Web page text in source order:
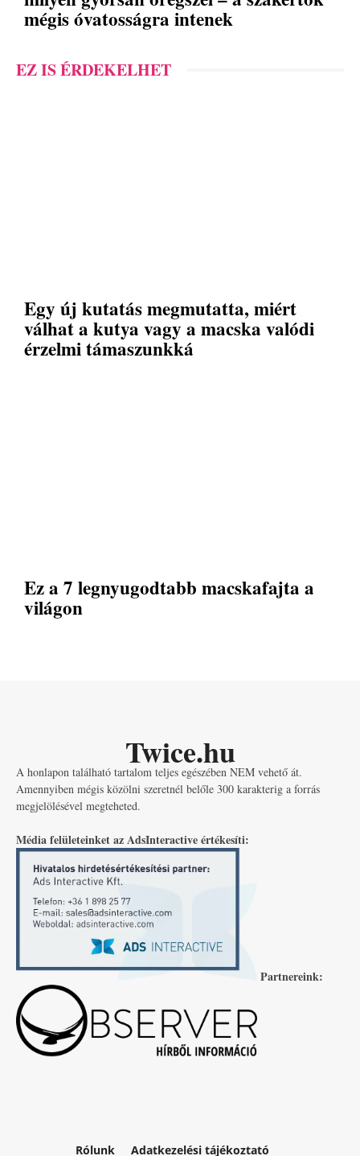
mégis óvatosságra intenek
EZ IS ÉRDEKELHET
Egy új kutatás megmutatta, miért
válhat a kutya vagy a macska valódi
érzelmi támaszunkká
Ez a 7 legnyugodtabb macskafajta a
világon
Twice.hu
A honlapon található tartalom teljes egészében NEM vehető át.
Amennyiben mégis közölni szeretnél belőle 300 karakterig a forrás
megjelölésével megteheted.
Média felületeinket az AdsInteractive értékesíti:
Partnereink:
Rólunk Adatkezelési tájékoztató